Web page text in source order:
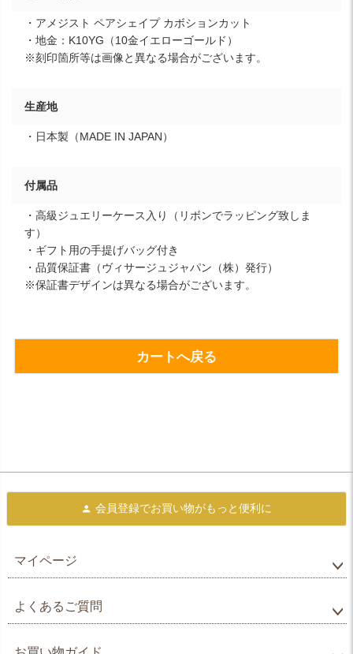
・アメジスト ペアシェイプ カボションカット
・地金：K10YG（10金イエローゴールド）
※刻印箇所等は画像と異なる場合がございます。
生産地
・日本製（MADE IN JAPAN）
付属品
・高級ジュエリーケース入り（リボンでラッピング致しま
す）
・ギフト用の手提げバッグ付き
・品質保証書（ヴィサージュジャパン（株）発行）
※保証書デザインは異なる場合がございます。
カートへ戻る
会員登録でお買い物がもっと便利に
マイページ
よくあるご質問